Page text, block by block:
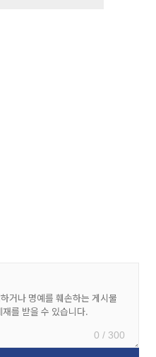
0 / 300